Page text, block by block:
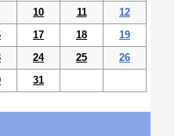
10 11
12
17 18
19
24 25
26
31